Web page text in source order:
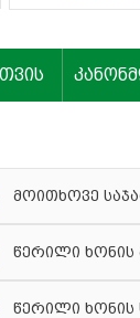
მოითხოვე
წერილი ხონის
წერილი ხონის